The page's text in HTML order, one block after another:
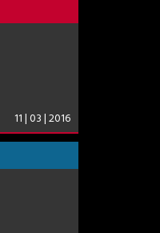
11 | 03 | 2016